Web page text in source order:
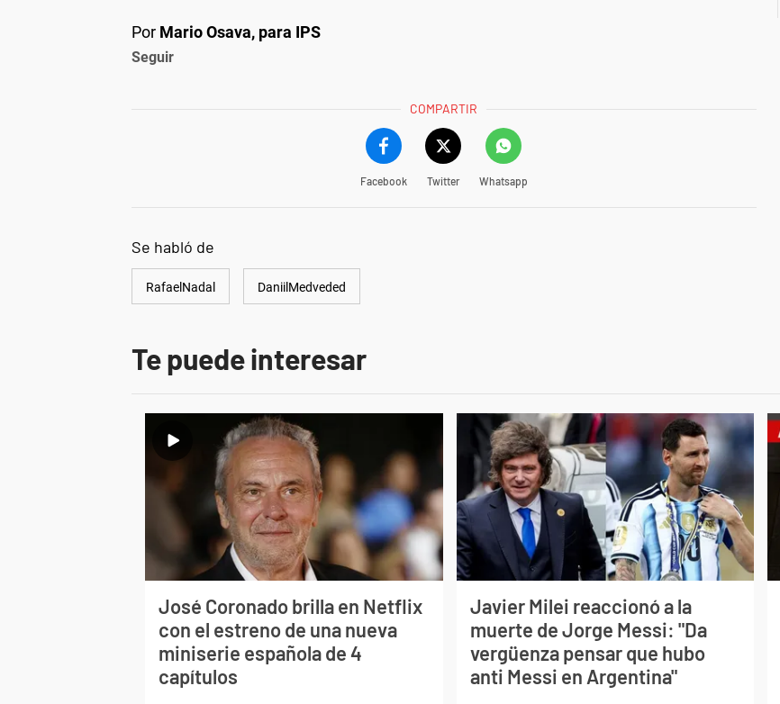
Por Mario Osava, para IPS
Seguir
COMPARTIR
Facebook Twitter Whatsapp
Se habló de
RafaelNadal DaniilMedveded
Te puede interesar
José Coronado brilla en Netflix
con el estreno de una nueva
miniserie española de 4
capítulos
Javier Milei reaccionó a la
muerte de Jorge Messi: "Da
vergüenza pensar que hubo
anti Messi en Argentina"